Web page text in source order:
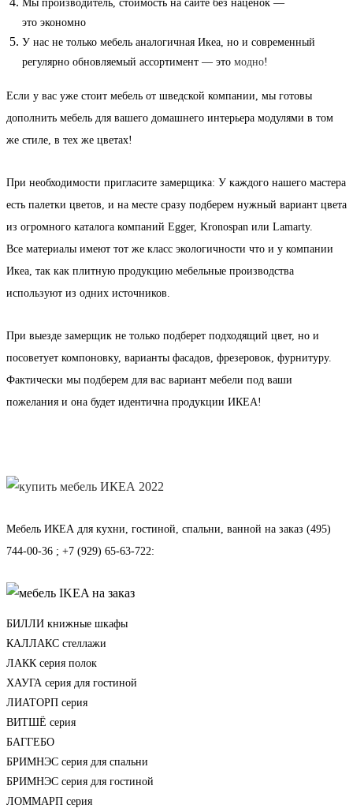
Мы производитель, стоимость на сайте без наценок —
это экономно
У нас не только мебель аналогичная Икеа, но и современный
регулярно обновляемый ассортимент — это модно!
Если у вас уже стоит мебель от шведской компании, мы готовы
дополнить мебель для вашего домашнего интерьера модулями в том
же стиле, в тех же цветах!
При необходимости пригласите замерщика: У каждого нашего мастера
есть палетки цветов, и на месте сразу подберем нужный вариант цвета
из огромного каталога компаний Egger, Kronospan или Lamarty.
Все материалы имеют тот же класс экологичности что и у компании
Икеа, так как плитную продукцию мебельные производства
используют из одних источников.
При выезде замерщик не только подберет подходящий цвет, но и
посоветует компоновку, варианты фасадов, фрезеровок, фурнитуру.
Фактически мы подберем для вас вариант мебели под ваши
пожелания и она будет идентична продукции ИКЕА!
Мебель ИКЕА для кухни, гостиной, спальни, ванной на заказ (495)
744-00-36 ; +7 (929) 65-63-722:
БИЛЛИ книжные шкафы
КАЛЛАКС стеллажи
ЛАКК серия полок
ХАУГА серия для гостиной
ЛИАТОРП серия
ВИТШЁ серия
БАГГЕБО
БРИМНЭС серия для спальни
БРИМНЭС серия для гостиной
ЛОММАРП серия